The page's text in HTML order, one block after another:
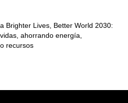
Brighter Lives, Better World 2030:
ahorrando energía,
recursos